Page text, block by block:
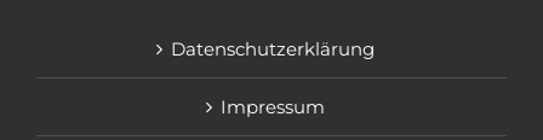
Datenschutzerklärung
Impressum